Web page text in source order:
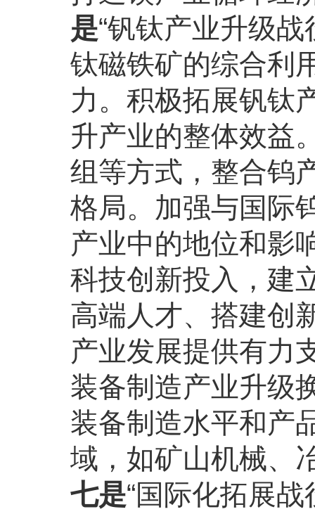
是“钒钛产业升级
钛磁铁矿的综合利
力。积极拓展钒钛
升产业的整体效益
组等方式，整合钨
格局。加强与国际
产业中的地位和影
科技创新投入，建
高端人才、搭建创
产业发展提供有力
装备制造产业升级
装备制造水平和产
域，如矿山机械、
七是“国际化拓展战